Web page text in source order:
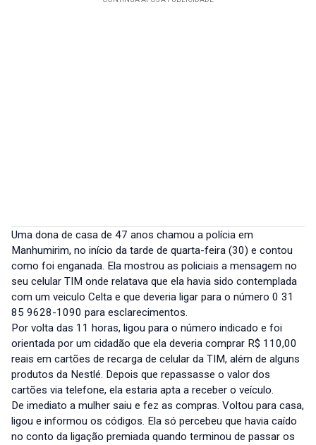
Uma dona de casa de 47 anos chamou a polícia em
Manhumirim, no início da tarde de quarta-feira (30) e contou
como foi enganada. Ela mostrou as policiais a mensagem no
seu celular TIM onde relatava que ela havia sido contemplada
com um veiculo Celta e que deveria ligar para o número 0 31
85 9628-1090 para esclarecimentos.
Por volta das 11 horas, ligou para o número indicado e foi
orientada por um cidadão que ela deveria comprar R$ 110,00
reais em cartões de recarga de celular da TIM, além de alguns
produtos da Nestlé. Depois que repassasse o valor dos
cartões via telefone, ela estaria apta a receber o veículo.
De imediato a mulher saiu e fez as compras. Voltou para casa,
ligou e informou os códigos. Ela só percebeu que havia caído
no conto da ligação premiada quando terminou de passar os